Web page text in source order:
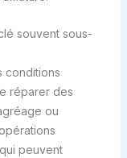
souvent sous-
conditions
réparer des
ou
peuvent